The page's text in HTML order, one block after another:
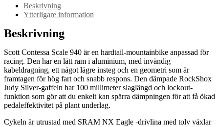
Beskrivning
Ytterligare information
Beskrivning
Scott Contessa Scale 940 är en hardtail-mountainbike anpassad för
racing. Den har en lätt ram i aluminium, med invändig
kabeldragning, ett något lägre insteg och en geometri som är
framtagen för hög fart och snabb respons. Den dämpade RockShox
Judy Silver-gaffeln har 100 millimeter slaglängd och lockout-
funktion som gör att du enkelt kan spärra dämpningen för att få ökad
pedaleffektivitet på plant underlag.
Cykeln är utrustad med SRAM NX Eagle -drivlina med tolv växlar